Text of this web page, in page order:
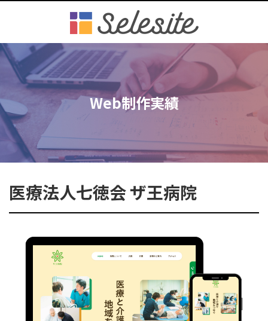
Web制作実績
医療法人七徳会 ザ王病院